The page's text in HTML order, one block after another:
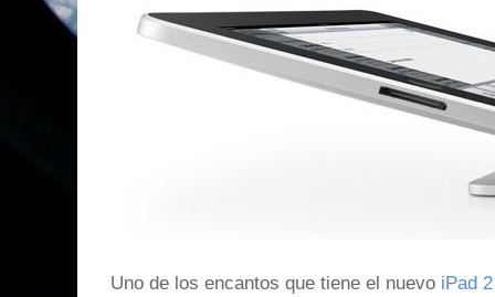
Uno de los encantos que tiene el nuevo iPad 2